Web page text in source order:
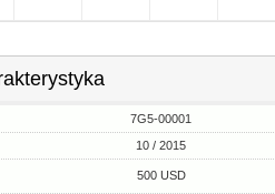
7G5-00001
10 / 2015
500 USD